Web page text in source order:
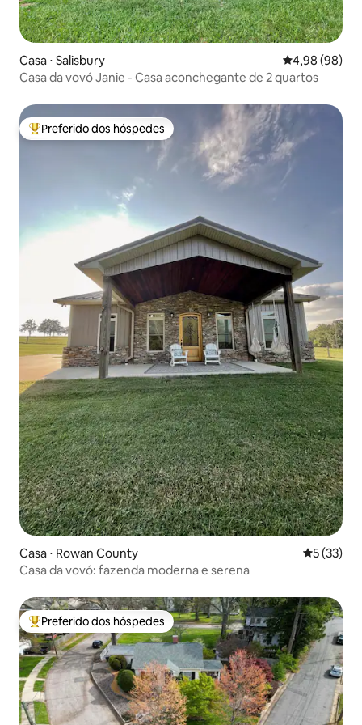
Casa ⋅ Salisbury 4,98 de uma
4,98 (98)
Casa da vovó Janie - Casa aconchegante de 2 quartos
Entre os melhores preferidos dos hóspedes
Preferido dos hóspedes
Casa ⋅ Rowan County 5 de uma
5 (33)
Casa da vovó: fazenda moderna e serena
Entre os melhores preferidos dos hóspedes
Preferido dos hóspedes